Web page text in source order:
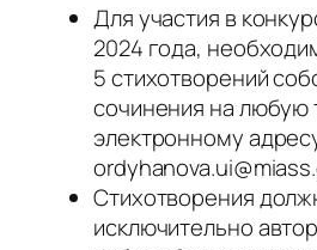
Для участия в
2024 года,
5 стихотворений
сочинения на любую
электронному
Стихотворения
исключительно